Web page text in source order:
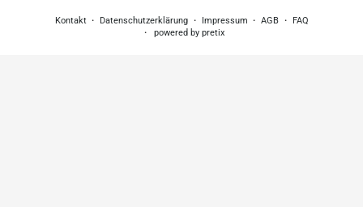
Kontakt Datenschutzerklärung Impressum AGB
FAQ
powered by pretix